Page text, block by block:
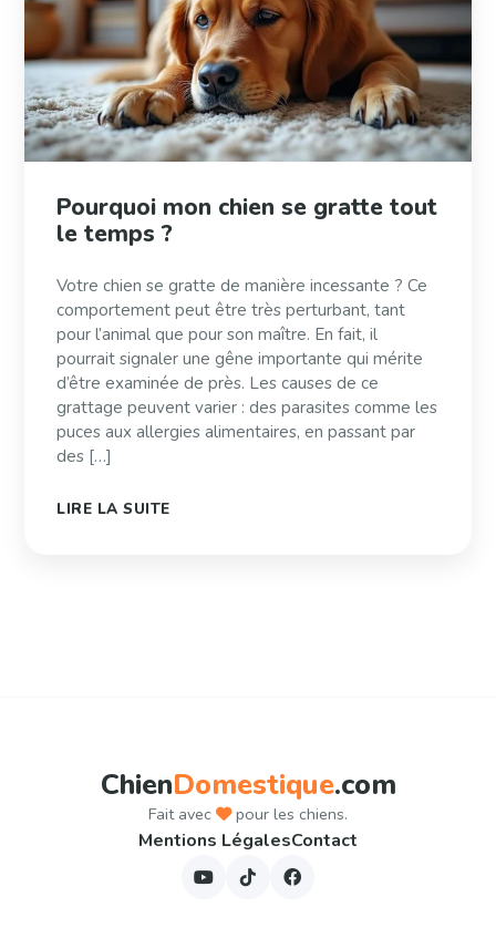
Pourquoi mon chien se gratte tout
le temps ?
Votre chien se gratte de manière incessante ? Ce
comportement peut être très perturbant, tant
pour l’animal que pour son maître. En fait, il
pourrait signaler une gêne importante qui mérite
d’être examinée de près. Les causes de ce
grattage peuvent varier : des parasites comme les
puces aux allergies alimentaires, en passant par
des […]
LIRE LA SUITE
ChienDomestique.com
Fait avec pour les chiens.
Mentions LégalesContact